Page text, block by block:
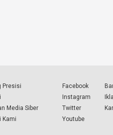
Presisi
Media Siber
Kami
Facebook
Instagram
Twitter
Youtube